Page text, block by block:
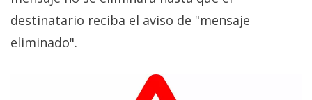
Aviso
Legal
destinatario reciba el aviso de "mensaje
eliminado".